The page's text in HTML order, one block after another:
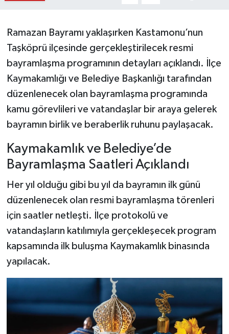
Ramazan Bayramı yaklaşırken Kastamonu’nun
Taşköprü ilçesinde gerçekleştirilecek resmi
bayramlaşma programının detayları açıklandı. İlçe
Kaymakamlığı ve Belediye Başkanlığı tarafından
düzenlenecek olan bayramlaşma programında
kamu görevlileri ve vatandaşlar bir araya gelerek
bayramın birlik ve beraberlik ruhunu paylaşacak.
Kaymakamlık ve Belediye’de
Bayramlaşma Saatleri Açıklandı
Her yıl olduğu gibi bu yıl da bayramın ilk günü
düzenlenecek olan resmi bayramlaşma törenleri
için saatler netleşti. İlçe protokolü ve
vatandaşların katılımıyla gerçekleşecek program
kapsamında ilk buluşma Kaymakamlık binasında
yapılacak.
Merkez Haberleri
Şenpazar Haberleri
Seydiler Haberleri
Tosya Haberleri
Karadeniz Haberleri
Ulusal Haberler
Siyaset Haberleri
Yerel Haberler